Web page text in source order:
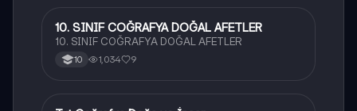
Coğrafya
10. SINIF COĞRAFYA DOĞAL AFETLER
10. SINIF COĞRAFYA DOĞAL AFETLER
10 1,034 9